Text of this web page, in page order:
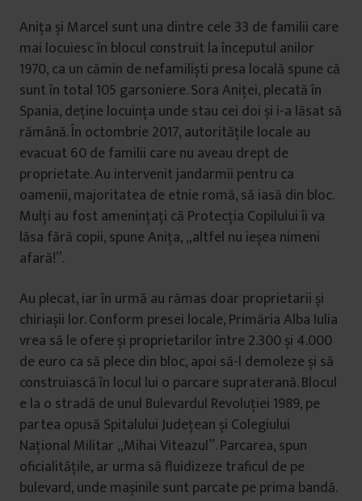
Anița și Marcel sunt una dintre cele 33 de familii care
mai locuiesc în blocul construit la începutul anilor
1970, ca un cămin de nefamiliști presa locală spune că
sunt în total 105 garsoniere. Sora Aniței, plecată în
Spania, deține locuința unde stau cei doi și i-a lăsat să
rămână. În octombrie 2017, autoritățile locale au
evacuat 60 de familii care nu aveau drept de
proprietate. Au intervenit jandarmii pentru ca
oamenii, majoritatea de etnie romă, să iasă din bloc.
Mulți au fost amenințați că Protecția Copilului îi va
lăsa fără copii, spune Anița, „altfel nu ieșea nimeni
afară!”.
Au plecat, iar în urmă au rămas doar proprietarii și
chiriașii lor. Conform presei locale, Primăria Alba Iulia
vrea să le ofere și proprietarilor între 2.300 și 4.000
de euro ca să plece din bloc, apoi să-l demoleze și să
construiască în locul lui o parcare supraterană. Blocul
e la o stradă de unul Bulevardul Revoluției 1989, pe
partea opusă Spitalului Județean și Colegiului
Național Militar „Mihai Viteazul”. Parcarea, spun
oficialitățile, ar urma să fluidizeze traficul de pe
bulevard, unde mașinile sunt parcate pe prima bandă.